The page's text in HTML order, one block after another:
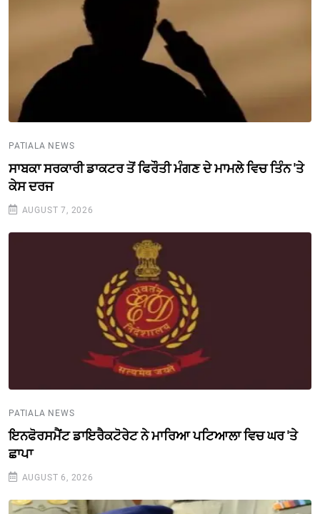
PATIALA NEWS
ਸਾਬਕਾ ਸਰਕਾਰੀ ਡਾਕਟਰ ਤੋਂ ਫਿਰੌਤੀ ਮੰਗਣ ਦੇ ਮਾਮਲੇ ਵਿਚ ਤਿੰਨ 'ਤੇ
ਕੇਸ ਦਰਜ
AUGUST 7, 2026
PATIALA NEWS
ਇਨਫੋਰਸਮੈਂਟ ਡਾਇਰੈਕਟੋਰੇਟ ਨੇ ਮਾਰਿਆ ਪਟਿਆਲਾ ਵਿਚ ਘਰ 'ਤੇ
ਛਾਪਾ
AUGUST 6, 2026